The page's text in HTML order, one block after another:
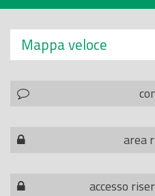
Mappa veloce
area
accesso